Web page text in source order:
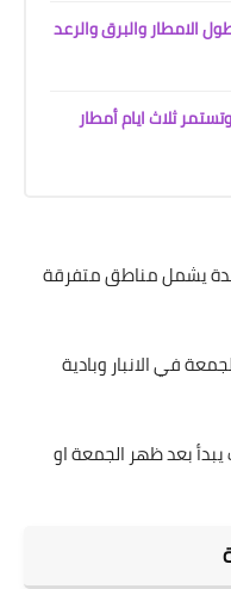
الامطار والبرق والرعد
ثلاث ايام أمطار
يشمل مناطق متفرقة
في الانبار وبادية
بعد ظهر الجمعة او